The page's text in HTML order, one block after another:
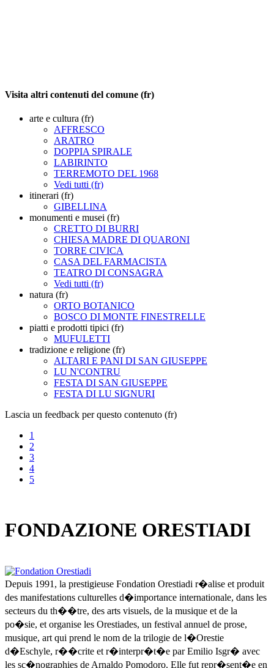
Visita altri contenuti del comune (fr)
arte e cultura (fr)
AFFRESCO
ARATRO
DOPPIA SPIRALE
LABIRINTO
TERREMOTO DEL 1968
Vedi tutti (fr)
itinerari (fr)
GIBELLINA
monumenti e musei (fr)
CRETTO DI BURRI
CHIESA MADRE DI QUARONI
TORRE CIVICA
CASA DEL FARMACISTA
TEATRO DI CONSAGRA
Vedi tutti (fr)
natura (fr)
ORTO BOTANICO
BOSCO DI MONTE FINESTRELLE
piatti e prodotti tipici (fr)
MUFULETTI
tradizione e religione (fr)
ALTARI E PANI DI SAN GIUSEPPE
LU N'CONTRU
FESTA DI SAN GIUSEPPE
FESTA DI LU SIGNURI
Lascia un feedback per questo contenuto (fr)
1
2
3
4
5
FONDAZIONE ORESTIADI
Depuis 1991, la prestigieuse Fondation Orestiadi r�alise et produit
des manifestations culturelles d�importance internationale, dans les
secteurs du th��tre, des arts visuels, de la musique et de la
po�sie, et organise les Orestiades, un festival annuel de prose,
musique, art qui prend le nom de la trilogie de l�Orestie
d�Eschyle, r��crite et r�interpr�t�e par Emilio Isgr� avec
les sc�nographies de Arnaldo Pomodoro. Elle fut repr�sent�e en